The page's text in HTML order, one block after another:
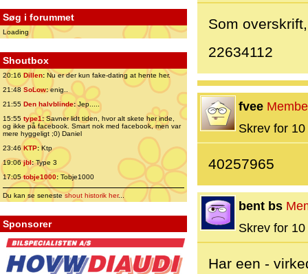
Søg i forummet
Loading
Shoutbox
20:16 Dillen: Nu er der kun fake-dating at hente her.
21:48 SoLow:enig..
21:55 Den halvblinde:Jep.....
15:55 type1:Savner lidt tiden, hvor alt skete her inde,
og ikke på facebook. Smart nok med facebook, men var
mere hyggeligt ;0) Daniel
23:46 KTP:Ktp
19:06jbl:Type 3
17:05tobje1000: Tobje1000
Du kan se senesteshout historik her...
Sponsorer
Som
22634112
fvee
Skrev for
40257965
bent bs
Skrev for
Har een -